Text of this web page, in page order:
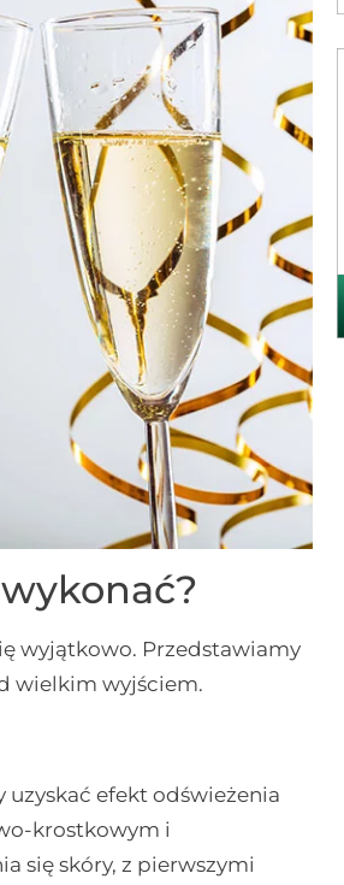
wyjątkowo. Przedstawiamy
wielkim wyjściem.
uzyskać efekt odświeżenia
krostkowym i
się skóry, z pierwszymi